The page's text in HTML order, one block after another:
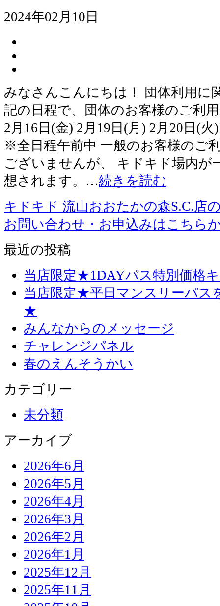
2024年02月10日
みなさんこんにちは！ 団体利用に
記の日程で、団体のお客様のご利
2月16日(金) 2月19日(月) 2月20日(
※全日程午前中 一般のお客様のご
ございませんが、 キドキド場内が
想されます。…続きを読む
キドキド 流山おおたかの森S.C.店
お問い合わせ・お申込みはこちら
最近の投稿
当店限定★1DAYパス特別価格
当店限定★平日マンスリーパス
★
みんなからのメッセージ
チャレンジパネル
春のえんそうかい
カテゴリー
未分類
アーカイブ
2026年6月
2026年5月
2026年4月
2026年3月
2026年2月
2026年1月
2025年12月
2025年11月